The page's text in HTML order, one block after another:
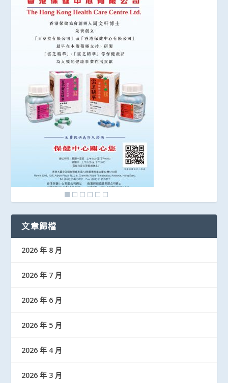
文章歸檔
2026 年 8 月
2026 年 7 月
2026 年 6 月
2026 年 5 月
2026 年 4 月
2026 年 3 月